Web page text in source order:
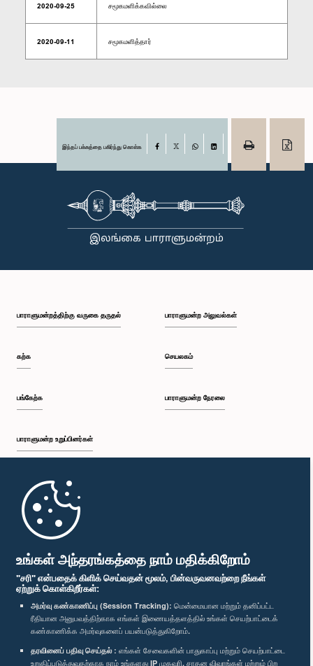
உங்கள் அந்தரங்கத்தை நாம் மதிக்கிறோம்
"சரி" என்பதைக் கிளிக் செய்வதன் மூலம், பின்வருவனவற்றை நீங்கள்
ஏற்றுக் கொள்கிறீர்கள்:
அமர்வு கண்காணிப்பு (Session Tracking): மென்மையான மற்றும் தனிப்பட்ட
ரீதியான அனுபவத்திற்காக எங்கள் இணையத்தளத்தில் உங்கள் செயற்பாட்டைக்
கண்காணிக்க அமர்வுகளைப் பயன்படுத்துகிறோம்.
தரவினைப் பதிவு செய்தல் : எங்கள் சேவைகளின் பாதுகாப்பு மற்றும் செயற்பாட்டை
உறுதிப்படுத்துவதற்காக நாம் உங்களது IP முகவரி, சாதன விவரங்கள் மற்றும் பிற
2020-09-25 சமூகமளிக்கவில்லை
2020-09-11 சமூகமளித்தார்
இந்தப் பக்கத்தை பகிர்ந்து கொள்க Facebook
பாராளுமன்றத்திற்கு வருகை தருதல்
கற்க
பங்கேற்க
பாராளுமன்ற உறுப்பினர்கள்
முதற்பக்கம்
பாராளுமன்ற அலுவல்கள்
செயலகம்
பாராளுமன்ற நேரலை
பாராளுமன்ற கையடக்க செயலி
எம்மை பின்தொடர்க :
விருதுகள்